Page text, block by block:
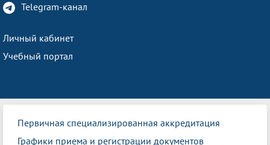
Telegram-канал
Личный кабинет
Учебный портал
Первичная специализированная аккредитация
Графики приема и регистрации документов